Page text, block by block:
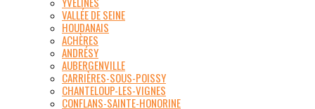
VALLÉE DE SEINE
HOUDANAIS
ACHÈRES
ANDRÉSY
AUBERGENVILLE
CARRIÈRES-SOUS-POISSY
CHANTELOUP-LES-VIGNES
CONFLANS-SAINTE-HONORINE